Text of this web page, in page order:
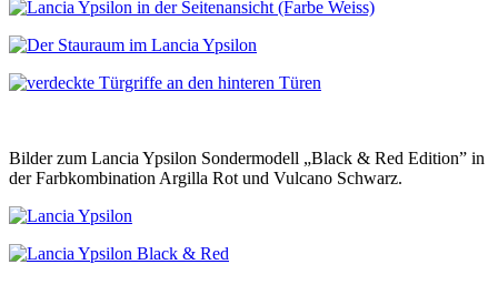
Bilder zum Lancia Ypsilon Sondermodell „Black & Red Edition” in
der Farbkombination Argilla Rot und Vulcano Schwarz.